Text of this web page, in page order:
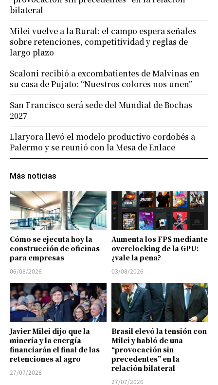
Más noticias
Cómo se ejecuta hoy la
construcción de oficinas
para empresas
06/08/2026
Aumenta los FPS mediante
overclocking de la GPU:
¿vale la pena?
03/08/2026
Javier Milei dijo que la
minería y la energía
financiarán el final de las
retenciones al agro
27/07/2026
Brasil elevó la tensión con
Milei y habló de una
“provocación sin
precedentes” en la
relación bilateral
27/07/2026
bilateral
Milei vuelve a la Rural: el campo espera señales
sobre retenciones, competitividad y reglas de
largo plazo
Scaloni recibió a excombatientes de Malvinas en
su casa de Pujato: “Nuestros colores nos unen”
San Francisco será sede del Mundial de Bochas
2027
Llaryora llevó el modelo productivo cordobés a
Palermo y se reunió con la Mesa de Enlace